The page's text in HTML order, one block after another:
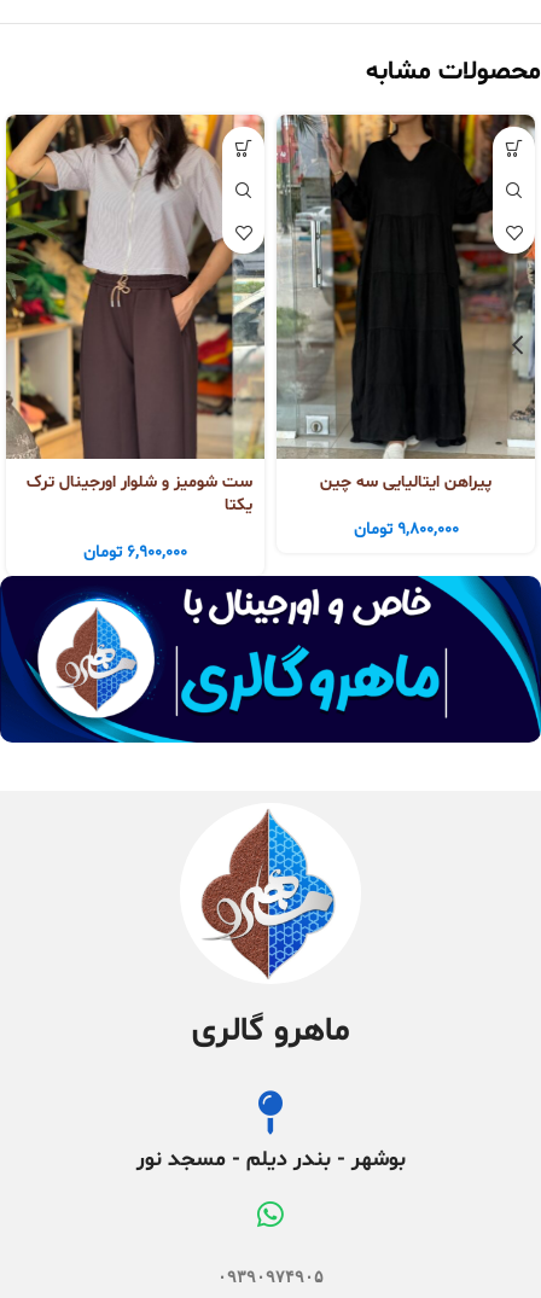
محصولات مشابه
پیراهن ایتالیایی سه چین
9,800,000 تومان
ست شومیز و شلوار اورجینال ترک
یکتا
6,900,000 تومان
ماهرو گالری
بوشهر - بندر دیلم - مسجد نور
۰۹۳۹۰۹۷۴۹۰۵